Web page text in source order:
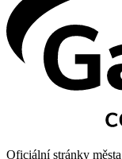
Oficiální stránky